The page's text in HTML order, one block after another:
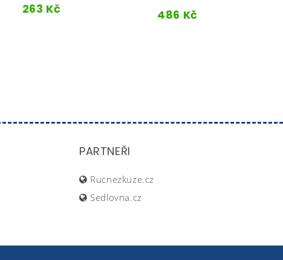
263 Kč 486 Kč
PARTNEŘI
Rucnezkuze.cz
Sedlovna.cz